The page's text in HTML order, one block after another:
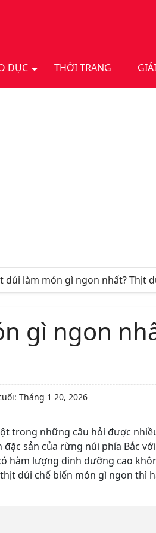
DỤC THỜI TRANG
dúi làm món gì ngon nhất? Thịt
gì ngon
Tháng 1 20, 2026
trong những câu hỏi được
sản của rừng núi phía Bắc
hàm lượng dinh dưỡng cao
dúi chế biến món gì ngon thì